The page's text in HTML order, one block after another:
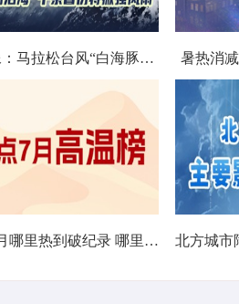
台风数字画像：马拉松台风“白海豚”将影响十余省份 暑热消
数据看今年7月哪里热到破纪录 哪里暑热连轴转